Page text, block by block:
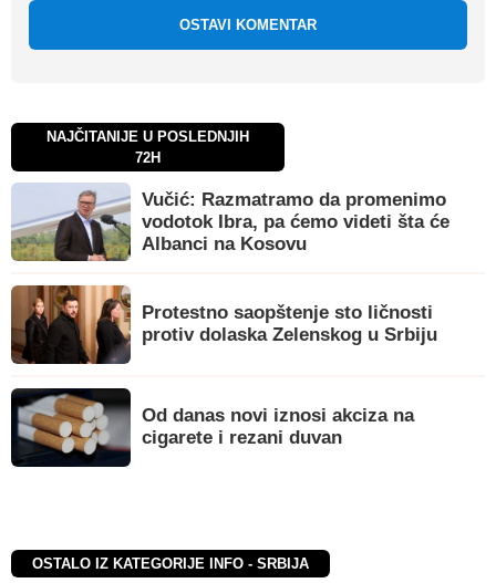
OSTAVI KOMENTAR
NAJČITANIJE U POSLEDNJIH
72H
Vučić: Razmatramo da promenimo
vodotok Ibra, pa ćemo videti šta će
Albanci na Kosovu
Protestno saopštenje sto ličnosti
protiv dolaska Zelenskog u Srbiju
Od danas novi iznosi akciza na
cigarete i rezani duvan
OSTALO IZ KATEGORIJE INFO - SRBIJA